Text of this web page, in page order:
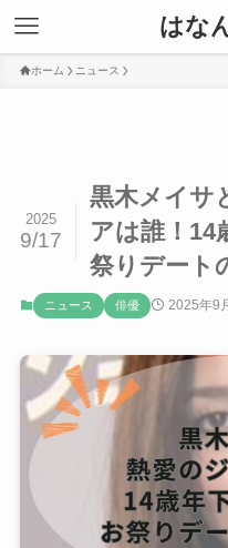
はな
ホーム ニュース
黒木メイサ
アは誰！14
祭りデート
2025
9/17
ニュース 俳優 2025年9